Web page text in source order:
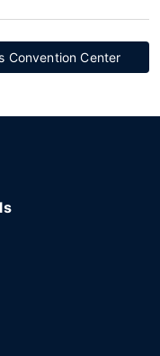
Convention Center